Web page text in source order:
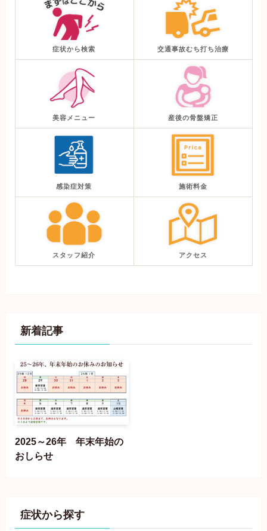
症状から検索 交通事故むち打ち治療
美容メニュー 産後の骨盤矯正
感染症対策 施術料金
スタッフ紹介 アクセス
新着記事
2025～26年 年末年始の
おしらせ
症状から探す